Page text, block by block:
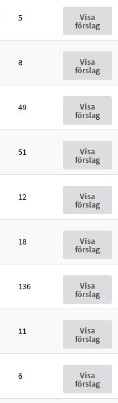
5 Visa
förslag
8 Visa
förslag
49 Visa
förslag
51 Visa
förslag
12 Visa
förslag
18 Visa
förslag
136 Visa
förslag
11 Visa
förslag
6 Visa
förslag